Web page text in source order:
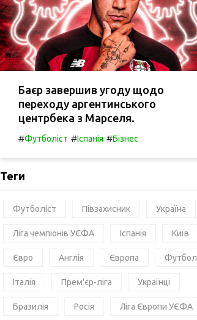
Баєр завершив угоду щодо
переходу аргентинського
центрбека з Марселя.
#Футболіст #Іспанія #Бізнес
Теги
Футболіст Півзахисник Україна
Ліга чемпіонів УЄФА Іспанія Київ
Євро Англія Європа Футбол
Італія Прем'єр-ліга Українці
Бразилія Росія Ліга Європи УЄФА